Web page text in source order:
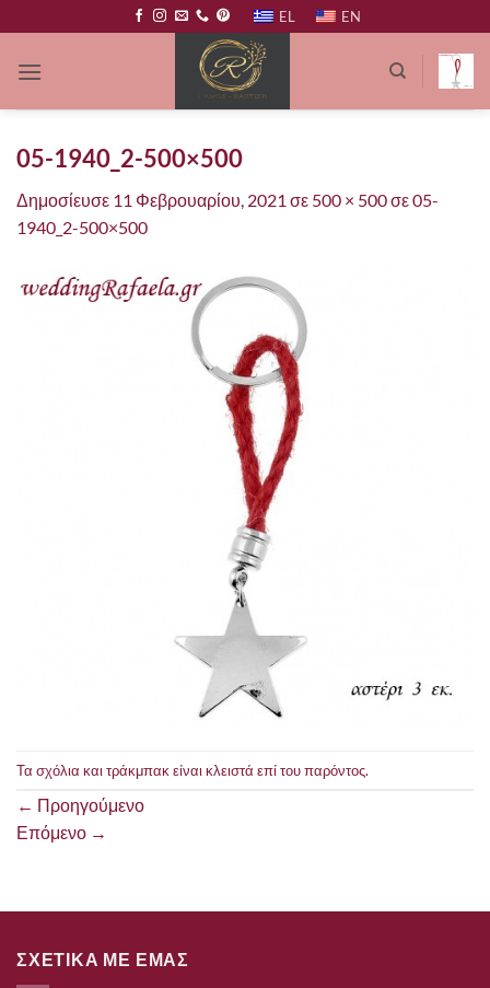
στο
περιεχόμενο
EL EN
05-1940_2-500×500
Δημοσίευσε 11 Φεβρουαρίου, 2021 σε 500 × 500σε05-
1940_2-500×500
Τα σχόλια και τράκμπακ είναι κλειστά επί του παρόντος.
← Προηγούμενο
Επόμενο →
ΣΧΕΤΙΚΑ ΜΕ ΕΜΑΣ